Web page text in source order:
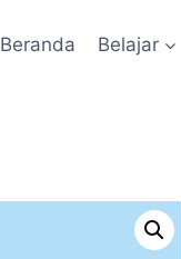
Beranda Belajar